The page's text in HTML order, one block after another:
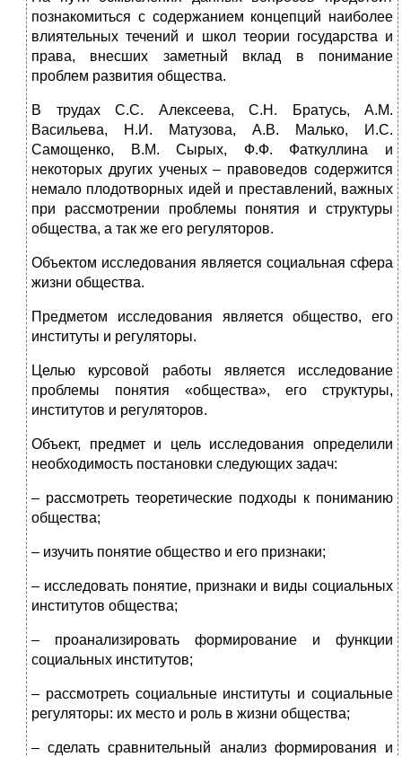
познакомиться с содержанием концепций наиболее
влиятельных течений и школ теории государства и
права, внесших заметный вклад в понимание
проблем развития общества.
В трудах С.С. Алексеева, С.Н. Братусь, А.М.
Васильева, Н.И. Матузова, А.В. Малько, И.С.
Самощенко, В.М. Сырых, Ф.Ф. Фаткуллина и
некоторых других ученых – правоведов содержится
немало плодотворных идей и преставлений, важных
при рассмотрении проблемы понятия и структуры
общества, а так же его регуляторов.
Объектом исследования является социальная сфера
жизни общества.
Предметом исследования является общество, его
институты и регуляторы.
Целью курсовой работы является исследование
проблемы понятия «общества», его структуры,
институтов и регуляторов.
Объект, предмет и цель исследования определили
необходимость постановки следующих задач:
– рассмотреть теоретические подходы к пониманию
общества;
– изучить понятие общество и его признаки;
– исследовать понятие, признаки и виды социальных
институтов общества;
– проанализировать формирование и функции
социальных институтов;
– рассмотреть социальные институты и социальные
регуляторы: их место и роль в жизни общества;
– сделать сравнительный анализ формирования и